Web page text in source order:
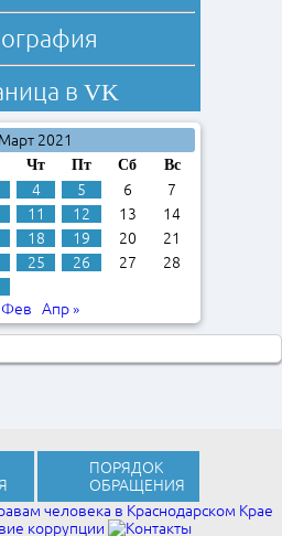
в VK
Март 2021
Чт Пт Сб Вс
4 5 6
7
11 12 13
14
18 19 20
21
25 26 27
28
Фев
Апр »
ПОРЯДОК
ОБРАЩЕНИЯ